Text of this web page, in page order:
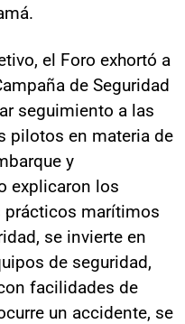
el Foro exhortó a
de Seguridad
seguimiento a las
pilotos en materia de
y
explicaron los
prácticos marítimos
se invierte en
de seguridad,
facilidades de
un accidente, se